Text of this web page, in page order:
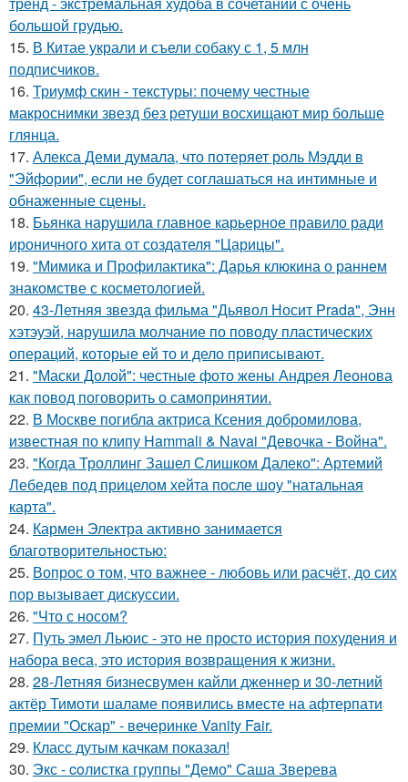
большой грудью.
15. В Китае украли и съели собаку с 1, 5 млн
подписчиков.
16. Триумф скин - текстуры: почему честные
макроснимки звезд без ретуши восхищают мир больше
глянца.
17. Алекса Деми думала, что потеряет роль Мэдди в
"Эйфории", если не будет соглашаться на интимные и
обнаженные сцены.
18. Бьянка нарушила главное карьерное правило ради
ироничного хита от создателя "Царицы".
19. "Мимика и Профилактика": Дарья клюкина о раннем
знакомстве с косметологией.
20. 43-Летняя звезда фильма "Дьявол Носит Prada", Энн
хэтэуэй, нарушила молчание по поводу пластических
операций, которые ей то и дело приписывают.
21. "Маски Долой": честные фото жены Андрея Леонова
как повод поговорить о самопринятии.
22. В Москве погибла актриса Ксения добромилова,
известная по клипу Hammali & Navai "Девочка - Война".
23. "Когда Троллинг Зашел Слишком Далеко": Артемий
Лебедев под прицелом хейта после шоу "натальная
карта".
24. Кармен Электра активно занимается
благотворительностью:
25. Вопрос о том, что важнее - любовь или расчёт, до сих
пор вызывает дискуссии.
26. "Что с носом?
27. Путь эмел Льюис - это не просто история похудения и
набора веса, это история возвращения к жизни.
28. 28-Летняя бизнесвумен кайли дженнер и 30-летний
актёр Тимоти шаламе появились вместе на афтерпати
премии "Оскар" - вечеринке Vanity Fair.
29. Класс дутым качкам показал!
30. Экс - coлистка группы "Демо" Саша Зверева